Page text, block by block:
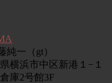
純一（gt）
横浜市中区新港１−１
庫2号館3F